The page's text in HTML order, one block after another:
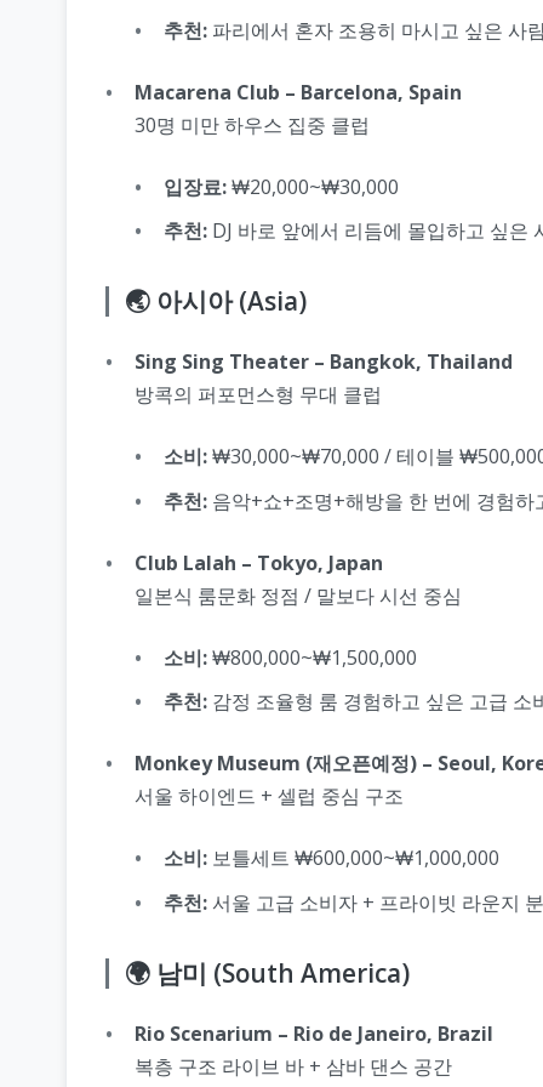
추천: 파리에서 혼자 조용히 마시고 싶은 사
Macarena Club – Barcelona, Spain
30명 미만 하우스 집중 클럽
입장료:₩20,000~₩30,000
추천: DJ 바로 앞에서 리듬에 몰입하고 싶은
🌏 아시아 (Asia)
Sing Sing Theater – Bangkok, Thailand
방콕의 퍼포먼스형 무대 클럽
소비:₩30,000~₩70,000 / 테이블
추천: 음악+쇼+조명+해방을 한 번에 경험하
Club Lalah – Tokyo, Japan
일본식 룸문화 정점 / 말보다 시선 중심
소비:₩800,000~₩1,500,000
추천: 감정 조율형 룸 경험하고 싶은 고급 소
Monkey Museum (재오픈예정) – Seoul,
서울 하이엔드 + 셀럽 중심 구조
소비: 보틀세트 ₩600,000~₩1,000,000
추천: 서울 고급 소비자 + 프라이빗 라운지
🌍 남미 (South America)
Rio Scenarium – Rio de Janeiro, Brazil
복층 구조 라이브 바 + 삼바 댄스 공간